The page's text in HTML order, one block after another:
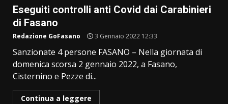
Eseguiti controlli anti Covid dai Carabinieri
di Fasano
Redazione GoFasano 3 Gennaio 2022 12:33
Sanzionate 4 persone FASANO – Nella giornata di
domenica scorsa 2 gennaio 2022, a Fasano,
Cisternino e Pezze di...
Continua a leggere